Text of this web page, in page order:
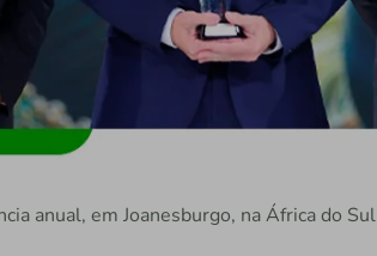
anual, em Joanesburgo, na África do Sul